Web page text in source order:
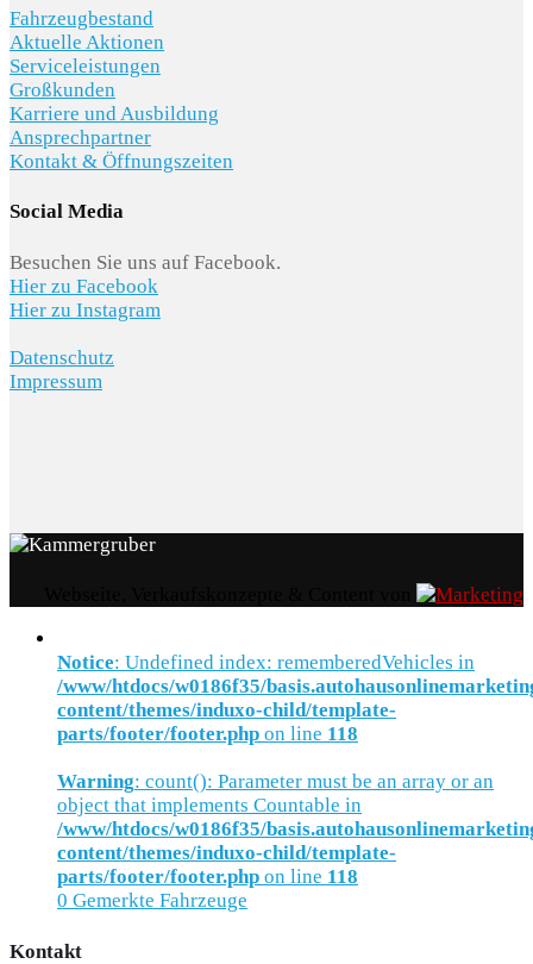
Fahrzeugbestand
Aktuelle Aktionen
Serviceleistungen
Großkunden
Karriere und Ausbildung
Ansprechpartner
Kontakt & Öffnungszeiten
Social Media
Besuchen Sie uns auf Facebook.
Hier zu Facebook
Hier zu Instagram
Datenschutz
Impressum
Notice: Undefined index: rememberedVehicles in
/www/htdocs/w0186f35/
content/themes/induxo-child/template-
parts/footer/footer.php on line 118
Warning: count(): Parameter must be an array or an
object that implements Countable in
/www/htdocs/w0186f35/
content/themes/induxo-child/template-
parts/footer/footer.php on line 118
0 Gemerkte Fahrzeuge
Kontakt